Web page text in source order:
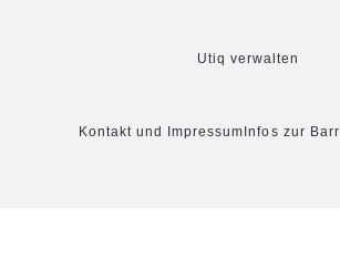
Utiq verwalten
Kontakt und Impressum Infos zur